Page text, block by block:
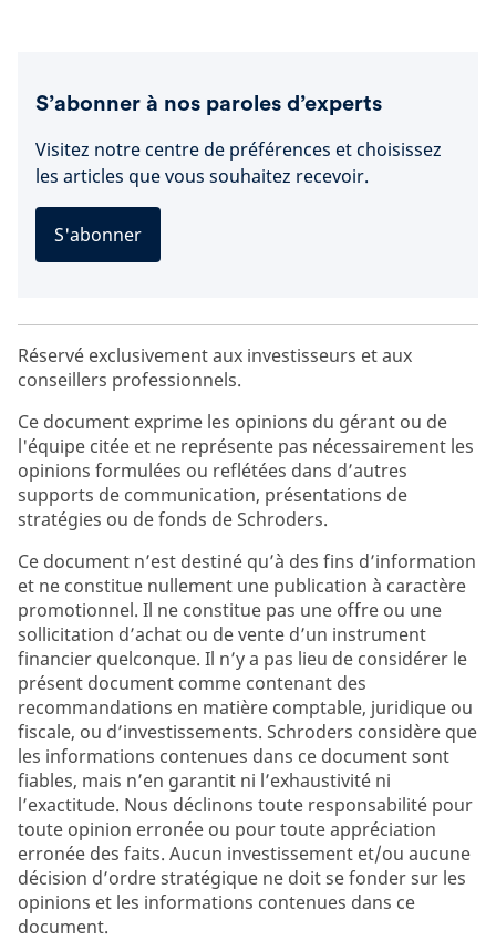
S’abonner à nos paroles d’experts
Visitez notre centre de préférences et choisissez
les articles que vous souhaitez recevoir.
S'abonner
Réservé exclusivement aux investisseurs et aux
conseillers professionnels.
Ce document exprime les opinions du gérant ou de
l'équipe citée et ne représente pas nécessairement les
opinions formulées ou reflétées dans d’autres
supports de communication, présentations de
stratégies ou de fonds de Schroders.
Ce document n’est destiné qu’à des fins d’information
et ne constitue nullement une publication à caractère
promotionnel. Il ne constitue pas une offre ou une
sollicitation d’achat ou de vente d’un instrument
financier quelconque. Il n’y a pas lieu de considérer le
présent document comme contenant des
recommandations en matière comptable, juridique ou
fiscale, ou d’investissements. Schroders considère que
les informations contenues dans ce document sont
fiables, mais n’en garantit ni l’exhaustivité ni
l’exactitude. Nous déclinons toute responsabilité pour
toute opinion erronée ou pour toute appréciation
erronée des faits. Aucun investissement et/ou aucune
décision d’ordre stratégique ne doit se fonder sur les
opinions et les informations contenues dans ce
document.